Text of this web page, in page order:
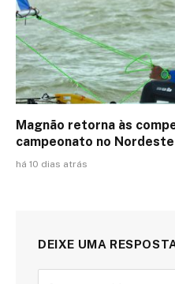
Magnão retorna às
campeonato no
há 10 dias atrás
DEIXE UMA